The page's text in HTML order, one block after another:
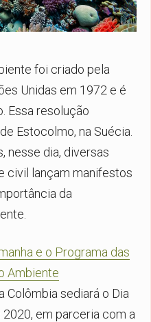
foi criado pela
Unidas em 1972 e é
Essa resolução
Estocolmo, na Suécia.
nesse dia, diversas
civil lançam manifestos
da
e o Programa das
Ambiente
Colômbia sediará o Dia
em parceria com a